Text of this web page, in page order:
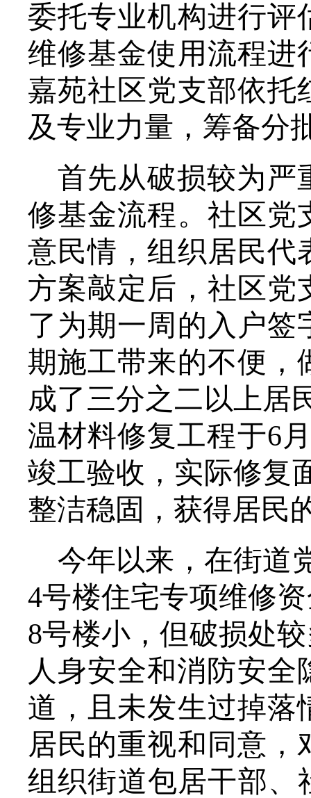
委托专业机构进行评
维修基金使用流程进
嘉苑社区党支部依托
及专业力量，筹备分
首先从破损较为严
修基金流程。社区党
意民情，组织居民代
方案敲定后，社区党
了为期一周的入户签
期施工带来的不便，
成了三分之二以上居
温材料修复工程于6
竣工验收，实际修复
整洁稳固，获得居民
今年以来，在街道
4号楼住宅专项维修
8号楼小，但破损处
人身安全和消防安
道，且未发生过掉落
居民的重视和同意，
组织街道包居干部、